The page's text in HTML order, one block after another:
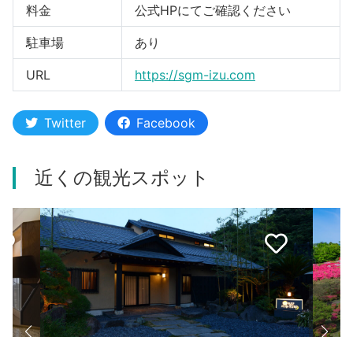
料金 公式HPにてご確認ください
駐車場 あり
URL https://sgm-izu.com
Twitter Facebook
近くの観光スポット